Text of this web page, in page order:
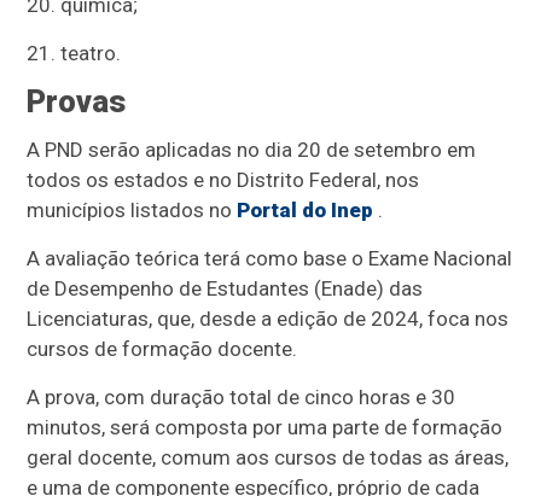
20. química;
21. teatro.
Provas
A PND serão aplicadas no dia 20 de setembro em
todos os estados e no Distrito Federal, nos
municípios listados no Portal do Inep .
A avaliação teórica terá como base o Exame Nacional
de Desempenho de Estudantes (Enade) das
Licenciaturas, que, desde a edição de 2024, foca nos
cursos de formação docente.
A prova, com duração total de cinco horas e 30
minutos, será composta por uma parte de formação
geral docente, comum aos cursos de todas as áreas,
e uma de componente específico, próprio de cada